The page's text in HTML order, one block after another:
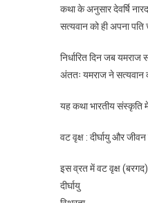
कथा के अनुसार देवर्षि
सत्यवान को ही अपना पति
निर्धारित दिन जब
अंततः यमराज ने सत्यवान
यह कथा भारतीय संस्कृति में
वट वृक्ष : दीर्घायु और
इस व्रत में वट वृक्ष
दीर्घायु